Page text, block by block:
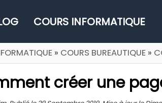
COURS INFORMATIQUE
» COURS BUREAUTIQUE »
créer une